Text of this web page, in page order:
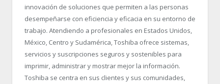
innovación de soluciones que permiten a las personas
desempeñarse con eficiencia y eficacia en su entorno de
trabajo. Atendiendo a profesionales en Estados Unidos,
México, Centro y Sudamérica, Toshiba ofrece sistemas,
servicios y suscripciones seguros y sostenibles para
imprimir, administrar y mostrar mejor la información.
Toshiba se centra en sus clientes y sus comunidades,